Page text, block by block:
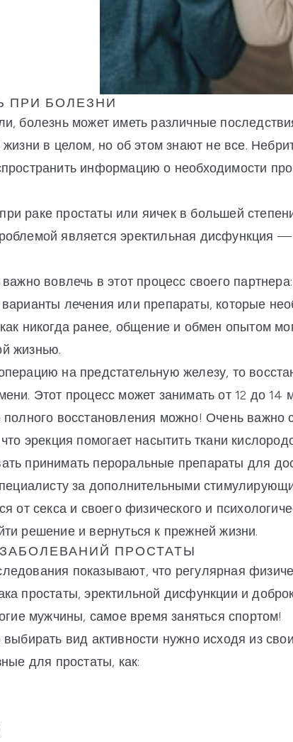
ПРИ БОЛЕЗНИ
болезнь может иметь различные
жизни в целом, но об этом знают не все.
информацию о необходимости
раке простаты или яичек в большей
является эректильная дисфункция
вовлечь в этот процесс своего
лечения или препараты, которые
никогда ранее, общение и обмен опытом
жизнью.
на предстательную железу, то
Этот процесс может занимать от 12 до 14
восстановления можно! Очень важно
эрекция помогает насытить ткани
принимать пероральные препараты для
за дополнительными
от секса и своего физического и
решение и вернуться к прежней жизни.
ПРОСТАТЫ
показывают, что регулярная
простаты, эректильной дисфункции и
мужчины, самое время заняться спортом!
вид активности нужно исходя из
для простаты, как: